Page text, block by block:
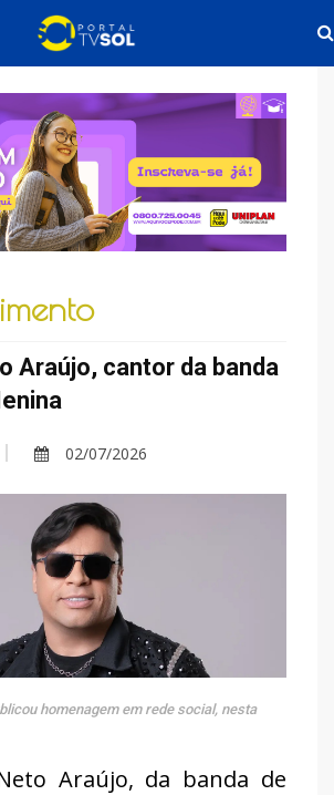
Araújo, cantor da banda
02/07/2026
homenagem em rede social, nesta
Araújo, da banda de